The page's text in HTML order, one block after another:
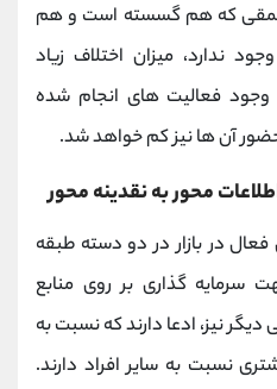
عمقی که هم گسسته است و هم
ندارد، میزان اختلاف زیاد
وجود فعالیت های انجام شده
آن ها نیز کم خواهد شد.
محور به نقدینه محور
در بازار در دو دسته طبقه
گذاری بر روی منابع
نیز، ادعا دارند که نسبت به
نسبت به سایر افراد دارند.